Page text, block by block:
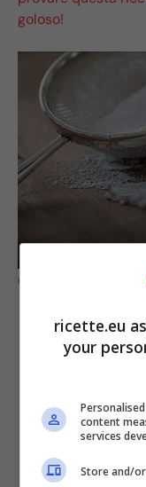
goloso!
Conservalo nel modo
ricette.eu
your
content
services
Store and/